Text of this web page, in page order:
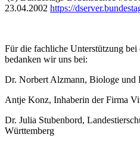
23.04.2002 https://
Für die fachliche Unterstützung
bedanken wir uns bei:
Dr. Norbert Alzmann, Biologe und
Antje Konz, Inhaberin der Firma
Dr. Julia Stubenbord,
Württemberg